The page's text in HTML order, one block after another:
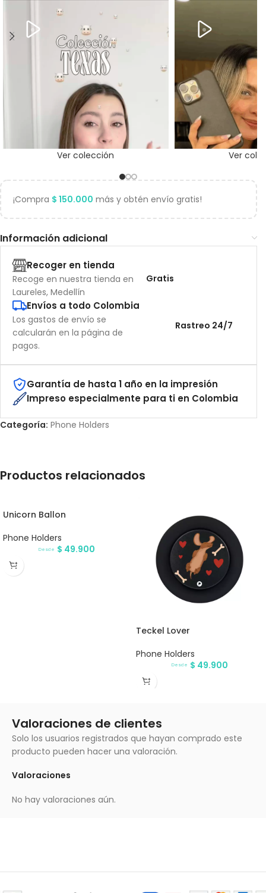
Ver colección Ver
¡Compra $ 150.000 más y obtén envío gratis!
Información adicional
Recoger en tienda
Recoge en nuestra tienda en
Laureles, Medellín
Gratis
Envíos a todo Colombia
Los gastos de envío se
calcularán en la página de
pagos.
Rastreo 24/7
Garantía de hasta 1 año en la impresión
Impreso especialmente para ti en Colombia
Categoría: Phone Holders
Productos relacionados
Unicorn Ballon
Phone Holders
Desde $ 49.900
Teckel Lover
Phone Holders
Desde $ 49.900
Valoraciones de clientes
Valoraciones
No hay valoraciones aún.
Solo los usuarios registrados que hayan comprado este
producto pueden hacer una valoración.